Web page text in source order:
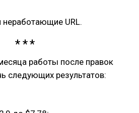
неработающие URL.
работы после правок
следующих результатов: